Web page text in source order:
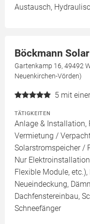
Austausch,
Böckmann
Gartenkamp 16, 49492
Neuenkirchen-Vörden)
5 mit
TÄTIGKEITEN
Anlage & Installation,
Vermietung /
Solarstromspeicher /
Nur
Flexible Module,
Neueindeckung,
Dachfenstereinbau,
Schneefänger